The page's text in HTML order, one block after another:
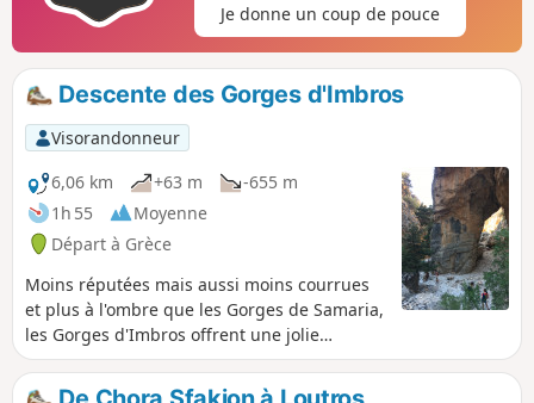
Je donne un coup de pouce
Descente des Gorges d'Imbros
Visorandonneur
6,06 km
+63 m
-655 m
1h 55
Moyenne
Départ à Grèce
Moins réputées mais aussi moins courrues
et plus à l'ombre que les Gorges de Samaria,
les Gorges d'Imbros offrent une jolie
descente presque jusqu'à la Mer de
Lybie.Nous avons fait cette descente en